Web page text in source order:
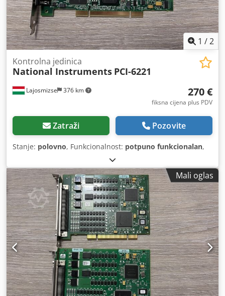
1 /2
Lajosmizse 376 km
Kontrolna jedinica
National Instruments PCI-6221
270 €
fiksna cijena plus PDV
Zatraži Pozovite
Stanje: polovno, Funkcionalnost: potpuno funkcionalan,
Mali oglas